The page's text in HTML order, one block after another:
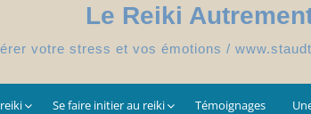
Le Reiki
votre stress et vos émotions /
Se faire initier au reiki Témoignages